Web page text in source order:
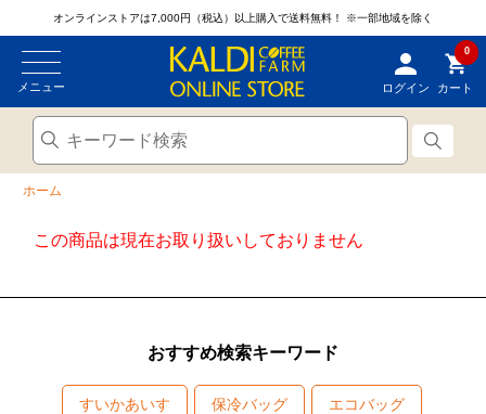
オンラインストアは7,000円（税込）以上購入で送料無料！ ※一部地域を除く
メニュー ログイン
0
カート
ホーム
この商品は現在お取り扱いしておりません
おすすめ検索キーワード
すいかあいす 保冷バッグ エコバッグ